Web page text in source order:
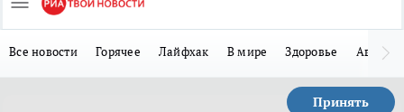
Все новости Горячее Лайфхак В мире Здоровье Авто
Принять